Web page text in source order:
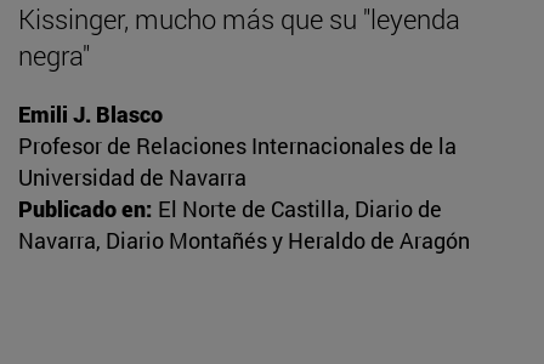
Kissinger, mucho más que su "leyenda
negra"
Emili J. Blasco
Profesor de Relaciones Internacionales de la
Universidad de Navarra
Publicado en: El Norte de Castilla, Diario de
Navarra, Diario Montañés y Heraldo de Aragón